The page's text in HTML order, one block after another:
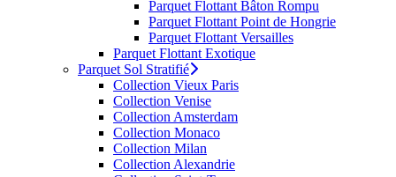
Parquet Flottant Bâton Rompu
Parquet Flottant Point de Hongrie
Parquet Flottant Versailles
Parquet Flottant Exotique
Parquet Sol Stratifié
Collection Vieux Paris
Collection Venise
Collection Amsterdam
Collection Monaco
Collection Milan
Collection Alexandrie